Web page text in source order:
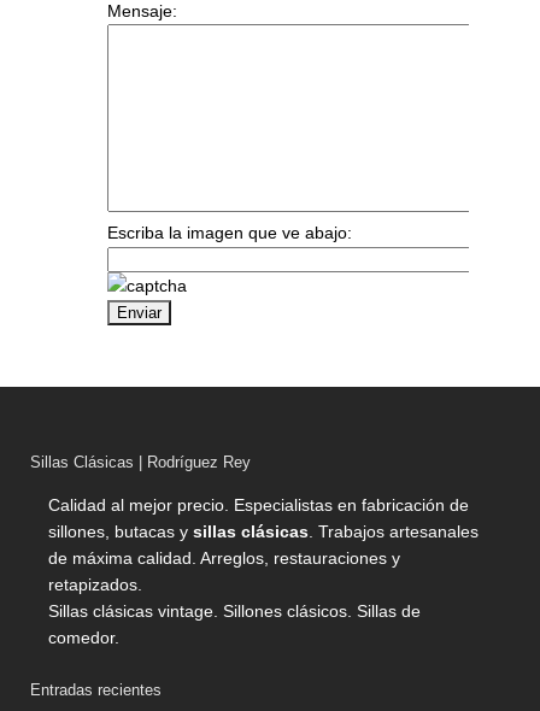
Mensaje:
Escriba la imagen que ve abajo:
Sillas Clásicas | Rodríguez Rey
Calidad al mejor precio. Especialistas en fabricación de
sillones, butacas y sillas clásicas . Trabajos artesanales
de máxima calidad. Arreglos, restauraciones y
retapizados.
Sillas clásicas vintage. Sillones clásicos. Sillas de
comedor.
Entradas recientes